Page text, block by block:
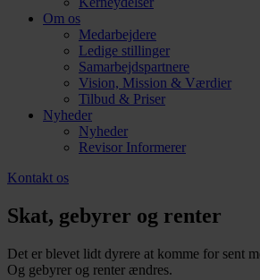
Om os
Medarbejdere
Ledige stillinger
Samarbejdspartnere
Vision, Mission & Værdier
Tilbud & Priser
Nyheder
Nyheder
Revisor Informerer
Kontakt os
Skat, gebyrer og renter
Det er blevet lidt dyrere at komme for sent
Og gebyrer og renter ændres.